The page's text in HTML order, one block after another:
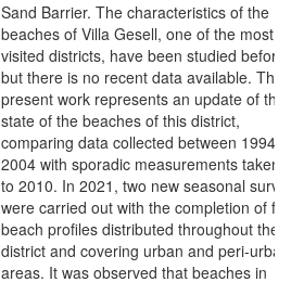
Sand Barrier. The characteristics of the
beaches of Villa Gesell, one of the most
visited districts, have been studied before
but there is no recent data available. The
present work represents an update of the
state of the beaches of this district,
comparing data collected between 1994
2004 with sporadic measurements taken
to 2010. In 2021, two new seasonal
were carried out with the completion of
beach profiles distributed throughout the
district and covering urban and peri-urban
areas. It was observed that beaches in